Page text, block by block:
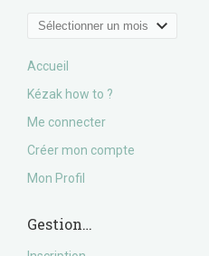
Archives
Accueil
Kézak how to ?
Me connecter
Créer mon compte
Mon Profil
Gestion…